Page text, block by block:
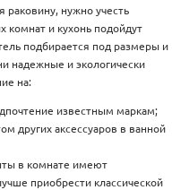
раковину, нужно учесть
и кухонь подойдут
подбирается под размеры и
надежные и экологически
на:
известным маркам;
других аксессуаров в ванной
в комнате имеют
приобрести классической